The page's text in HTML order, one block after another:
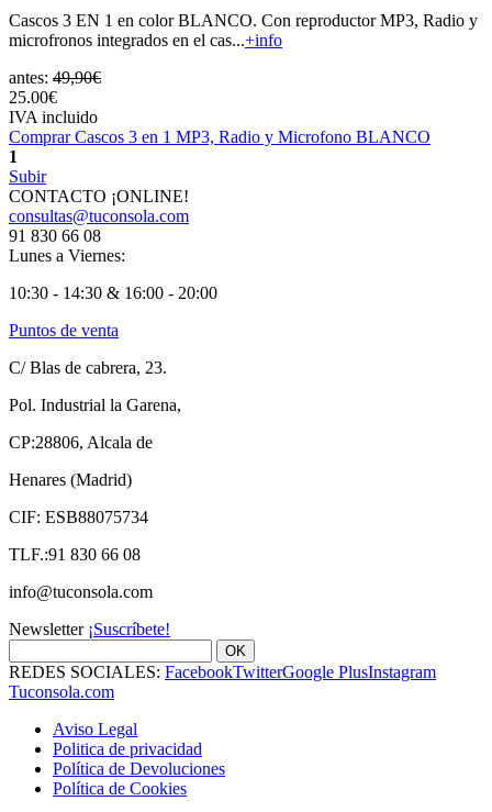
Cascos 3 EN 1 en color BLANCO. Con reproductor MP3, Radio y
microfronos integrados en el cas...+info
antes: 49,90€
25.00€
IVA incluido
Comprar Cascos 3 en 1 MP3, Radio y Microfono BLANCO
1
Subir
CONTACTO ¡ONLINE!
consultas@tuconsola.com
91 830 66 08
Lunes a Viernes:
10:30 - 14:30 & 16:00 - 20:00
Puntos de venta
C/ Blas de cabrera, 23.
Pol. Industrial la Garena,
CP:28806, Alcala de
Henares (Madrid)
CIF: ESB88075734
TLF.:91 830 66 08
info@tuconsola.com
Newsletter ¡Suscríbete!
OK
REDES SOCIALES: FacebookTwitterGoogle PlusInstagram
Tuconsola.com
Aviso Legal
Politica de privacidad
Política de Devoluciones
Política de Cookies